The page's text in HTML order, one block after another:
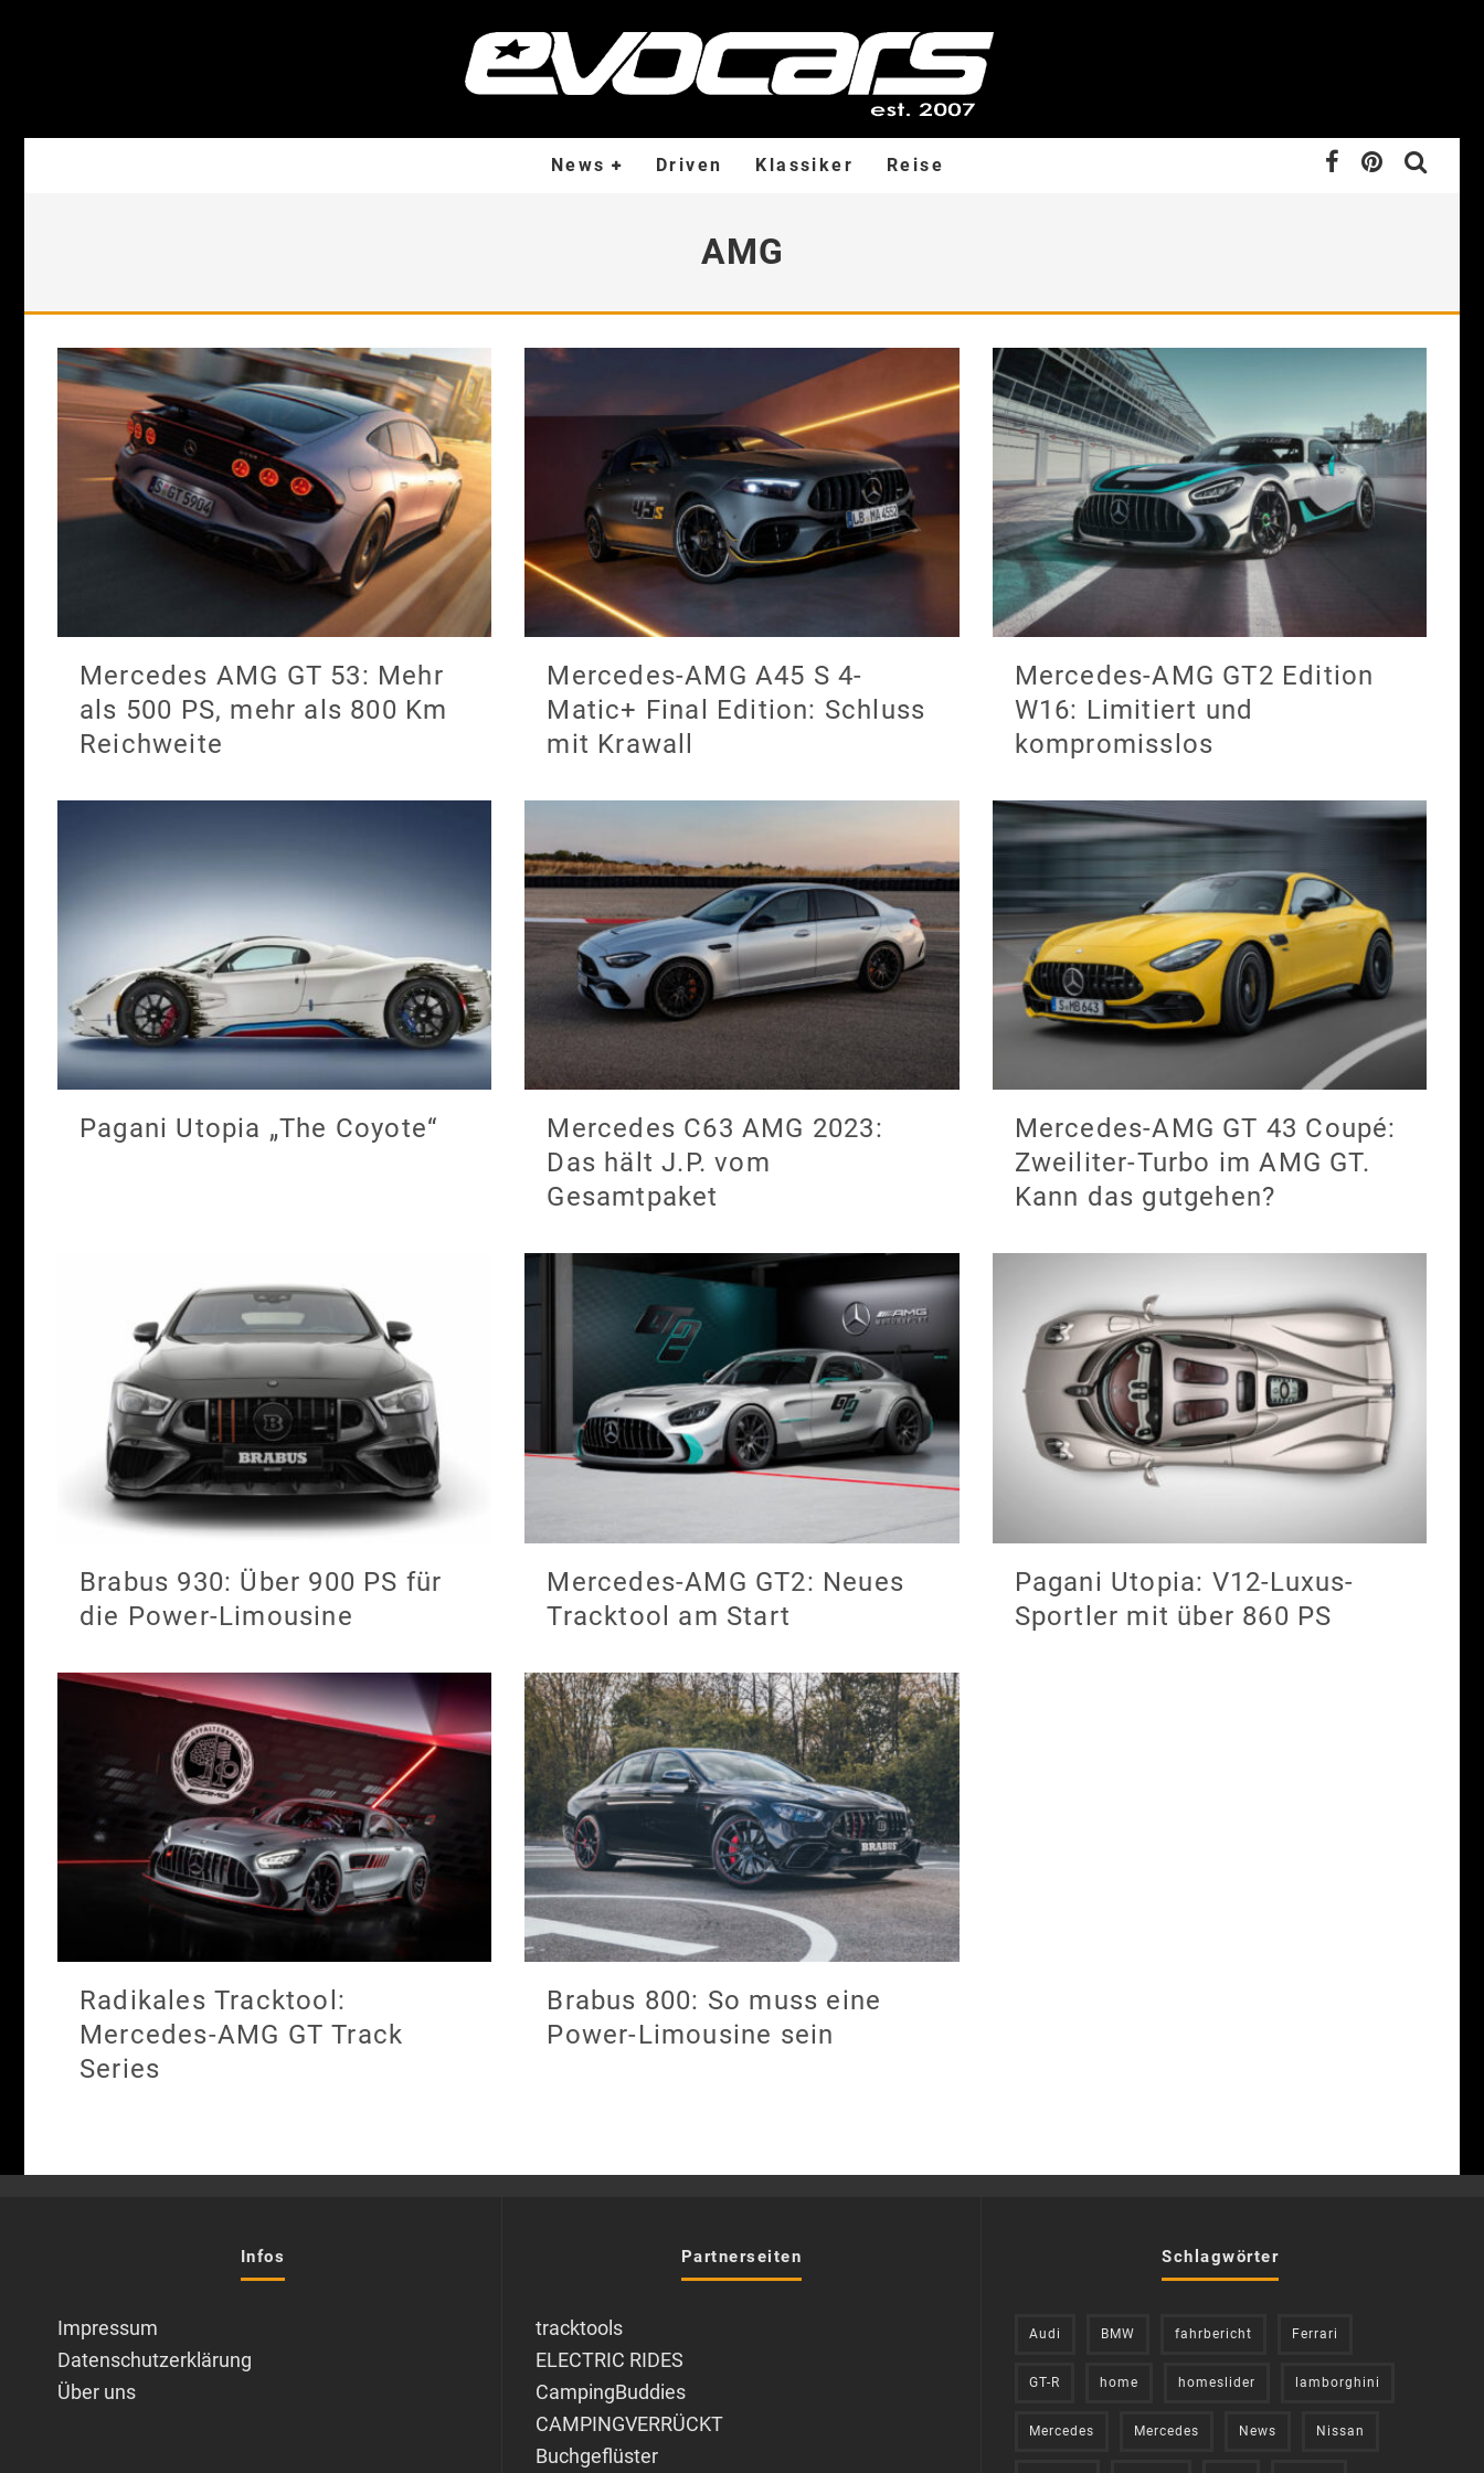
News Driven Klassiker Reise
AMG
Mercedes AMG GT 53: Mehr
als 500 PS, mehr als 800 Km
Reichweite
Mercedes-AMG A45 S 4-
Matic+ Final Edition: Schluss
mit Krawall
Mercedes-AMG GT2 Edition
W16: Limitiert und
kompromisslos
Pagani Utopia „The Coyote“
Mercedes C63 AMG 2023:
Das hält J.P. vom
Gesamtpaket
Mercedes-AMG GT 43 Coupé:
Zweiliter-Turbo im AMG GT.
Kann das gutgehen?
Brabus 930: Über 900 PS für
die Power-Limousine
Mercedes-AMG GT2: Neues
Tracktool am Start
Pagani Utopia: V12-Luxus-
Sportler mit über 860 PS
Radikales Tracktool:
Mercedes-AMG GT Track
Series
Brabus 800: So muss eine
Power-Limousine sein
Infos
Impressum
Datenschutzerklärung
Über uns
Partnerseiten
tracktools
ELECTRIC RIDES
CampingBuddies
CAMPINGVERRÜCKT
Buchgeflüster
Schlagwörter
Audi BMW fahrbericht Ferrari
GT-R home homeslider lamborghini
Mercedes Mercedes News Nissan